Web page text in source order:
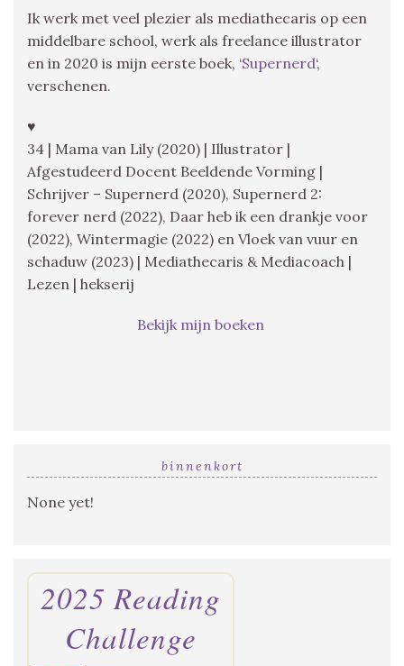
Ik werk met veel plezier als mediathecaris op een
middelbare school, werk als freelance illustrator
en in 2020 is mijn eerste boek, ‘Supernerd‘,
verschenen.
♥
34 | Mama van Lily (2020) | Illustrator |
Afgestudeerd Docent Beeldende Vorming |
Schrijver – Supernerd (2020), Supernerd 2:
forever nerd (2022), Daar heb ik een drankje voor
(2022), Wintermagie (2022) en Vloek van vuur en
schaduw (2023) | Mediathecaris & Mediacoach |
Lezen | hekserij
Bekijk mijn boeken
binnenkort
None yet!
2025 Reading
Challenge